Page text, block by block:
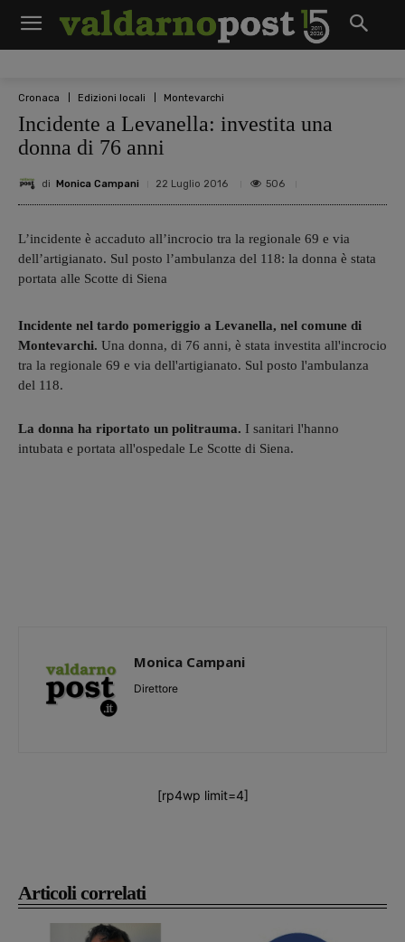
Cronaca Edizioni locali Montevarchi
Incidente a Levanella: investita una
donna di 76 anni
di Monica Campani 22 Luglio 2016 506
Articoli correlati
L’incidente è accaduto all’incrocio tra la regionale 69 e via
dell’artigianato. Sul posto l’ambulanza del 118: la donna è stata
portata alle Scotte di Siena
Incidente nel tardo pomeriggio a Levanella, nel comune di
Montevarchi. Una donna, di 76 anni, è stata investita all'incrocio
tra la regionale 69 e via dell'artigianato. Sul posto l'ambulanza
del 118.
La donna ha riportato un politrauma. I sanitari l'hanno
intubata e portata all'ospedale Le Scotte di Siena.
Monica Campani
Direttore
[rp4wp limit=4]